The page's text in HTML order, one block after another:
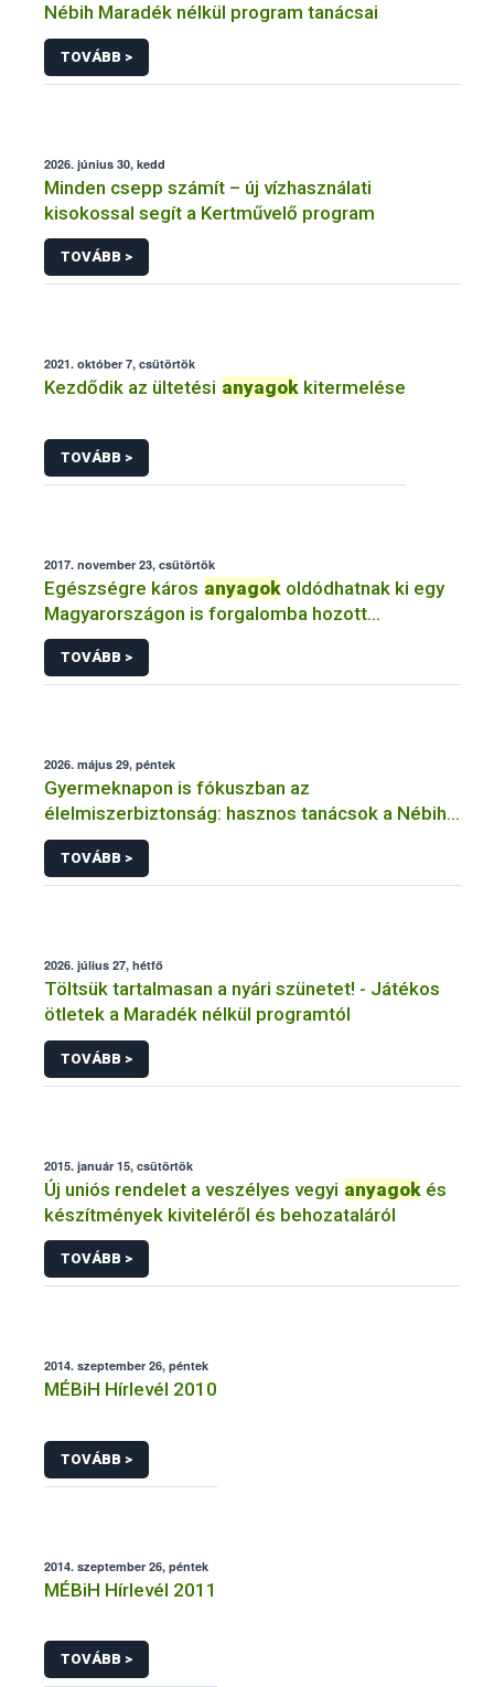
Nébih Maradék nélkül program tanácsai
TOVÁBB >
2026. június 30, kedd
Minden csepp számít – új vízhasználati
kisokossal segít a Kertművelő program
TOVÁBB >
2021. október 7, csütörtök
Kezdődik az ültetési anyagok kitermelése
TOVÁBB >
2017. november 23, csütörtök
Egészségre káros anyagok oldódhatnak ki egy
Magyarországon is forgalomba hozott
etetőcumiból
TOVÁBB >
2026. május 29, péntek
Gyermeknapon is fókuszban az
élelmiszerbiztonság: hasznos tanácsok a Nébih-
től
TOVÁBB >
2026. július 27, hétfő
Töltsük tartalmasan a nyári szünetet! - Játékos
ötletek a Maradék nélkül programtól
TOVÁBB >
2015. január 15, csütörtök
Új uniós rendelet a veszélyes vegyi anyagok és
készítmények kiviteléről és behozataláról
TOVÁBB >
2014. szeptember 26, péntek
MÉBiH Hírlevél 2010
TOVÁBB >
2014. szeptember 26, péntek
MÉBiH Hírlevél 2011
TOVÁBB >